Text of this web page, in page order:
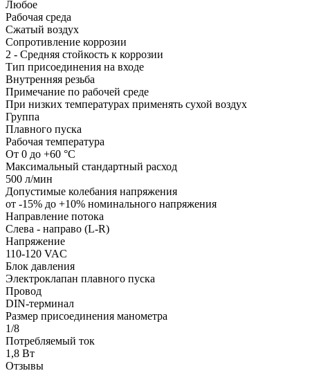
Любое
Рабочая среда
Сжатый воздух
Сопротивление коррозии
2 - Средняя стойкость к коррозии
Тип присоединения на входе
Внутренняя резьба
Примечание по рабочей среде
При низких температурах применять сухой воздух
Группа
Плавного пуска
Рабочая температура
От 0 до +60 °C
Максимальный стандартный расход
500 л/мин
Допустимые колебания напряжения
от -15% до +10% номинального напряжения
Направление потока
Слева - направо (L-R)
Напряжение
110-120 VAC
Блок давления
Электроклапан плавного пуска
Провод
DIN-терминал
Размер присоединения манометра
1/8
Потребляемый ток
1,8 Вт
Отзывы